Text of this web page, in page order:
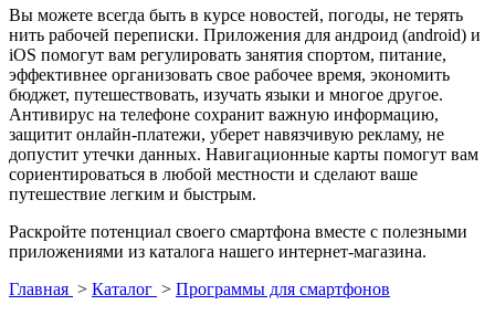
Вы можете всегда быть в курсе новостей, погоды, не терять
нить рабочей переписки. Приложения для андроид (android) и
iOS помогут вам регулировать занятия спортом, питание,
эффективнее организовать свое рабочее время, экономить
бюджет, путешествовать, изучать языки и многое другое.
Антивирус на телефоне сохранит важную информацию,
защитит онлайн-платежи, уберет навязчивую рекламу, не
допустит утечки данных. Навигационные карты помогут вам
сориентироваться в любой местности и сделают ваше
путешествие легким и быстрым.
Раскройте потенциал своего смартфона вместе с полезными
приложениями из каталога нашего интернет-магазина.
Главная > Каталог > Программы для смартфонов